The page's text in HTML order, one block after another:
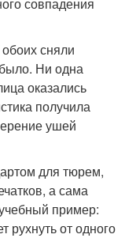
сняли
Ни одна
оказались
получила
ушей
для тюрем,
а сама
пример:
рухнуть от одного